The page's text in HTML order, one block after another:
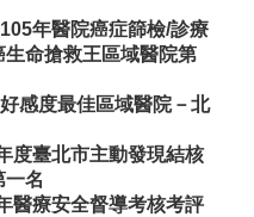
年醫院癌症篩檢/診療
命搶救王區域醫院第
感度最佳區域醫院－北
度臺北市主動發現結核
一名
醫療安全督導考核考評